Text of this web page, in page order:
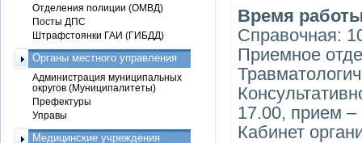
Время
Справочная:
Приемное
17.00, прием –
Кабинет
Отделения полиции (ОМВД)
Посты ДПС
Штрафстоянки ГАИ (ГИБДД)
Органы местного управления
Администрация муниципальных
округов (Муниципалитеты)
Префектуры
Управы
Медицинские учреждения